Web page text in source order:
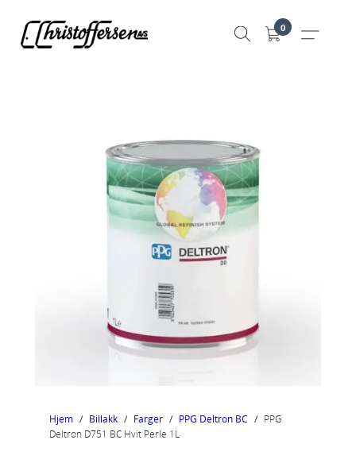
0
Hjem / Billakk / Farger / PPG Deltron BC / PPG
Deltron D751 BC Hvit Perle 1L